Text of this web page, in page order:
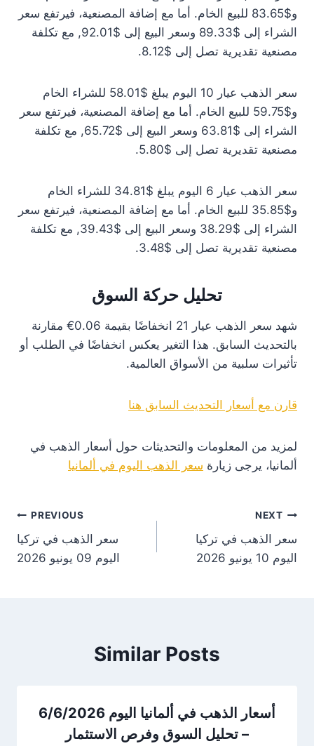
و$83.65 للبيع الخام. أما مع إضافة المصنعية، فيرتفع سعر
الشراء إلى $89.33 وسعر البيع إلى $92.01, مع تكلفة
مصنعية تقديرية تصل إلى $8.12.
سعر الذهب عيار 10 اليوم يبلغ $58.01 للشراء الخام
و$59.75 للبيع الخام. أما مع إضافة المصنعية، فيرتفع سعر
الشراء إلى $63.81 وسعر البيع إلى $65.72, مع تكلفة
مصنعية تقديرية تصل إلى $5.80.
سعر الذهب عيار 6 اليوم يبلغ $34.81 للشراء الخام
و$35.85 للبيع الخام. أما مع إضافة المصنعية، فيرتفع سعر
الشراء إلى $38.29 وسعر البيع إلى $39.43, مع تكلفة
مصنعية تقديرية تصل إلى $3.48.
تحليل حركة السوق
شهد سعر الذهب عيار 21 انخفاضًا بقيمة 0.06€ مقارنة
بالتحديث السابق. هذا التغير يعكس انخفاضًا في الطلب أو
تأثيرات سلبية من الأسواق العالمية.
قارن مع أسعار التحديث السابق هنا
لمزيد من المعلومات والتحديثات حول أسعار الذهب في
ألمانيا، يرجى زيارة سعر الذهب اليوم في ألمانيا
PREVIOUS
سعر الذهب في تركيا
اليوم 09 يونيو 2026
NEXT
سعر الذهب في تركيا
اليوم 10 يونيو 2026
Similar Posts
أسعار الذهب في ألمانيا اليوم 6/6/2026
– تحليل السوق وفرص الاستثمار